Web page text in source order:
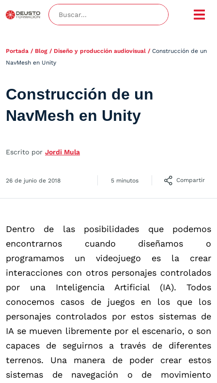
Portada / Blog / Diseño y producción audiovisual / Construcción de un
NavMesh en Unity
Construcción de un
NavMesh en Unity
Escrito por Jordi Mula
26 de junio de 2018 5 minutos Compartir
Dentro de las posibilidades que podemos
encontrarnos cuando diseñamos o
programamos un videojuego es la crear
interacciones con otros personajes controlados
por una Inteligencia Artificial (IA). Todos
conocemos casos de juegos en los que los
personajes controlados por estos sistemas de
IA se mueven libremente por el escenario, o son
capaces de seguirnos a través de diferentes
terrenos. Una manera de poder crear estos
sistemas de navegación o de movimiento